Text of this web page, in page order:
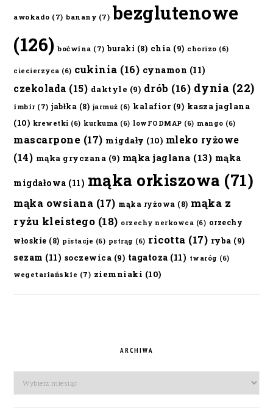
awokado (7) banany (7) bezglutenowe
(126) boćwina (7) buraki (8) chia (9) chorizo (6)
ciecierzyca (6) cukinia (16) cynamon (11)
czekolada (15) daktyle (9) drób (16) dynia (22)
imbir (7) jabłka (8) jarmuż (6) kalafior(9) kasza jaglana
(10) krewetki (6) kurkuma (6) lowFODMAP (6) mango (6)
mascarpone (17) migdały (10) mleko ryżowe
(14) mąka gryczana (9) mąka jaglana (13) mąka
migdałowa (11) mąka orkiszowa (71)
mąka owsiana (17) mąka ryżowa (8) mąka z
ryżu kleistego (18) orzechy nerkowca (6) orzechy
włoskie (8) pistacje (6) pstrąg (6) ricotta (17) ryba (9)
sezam (11) soczewica (9) tagatoza (11) twaróg (6)
wegetariańskie (7) ziemniaki (10)
ARCHIWA
Archiwa